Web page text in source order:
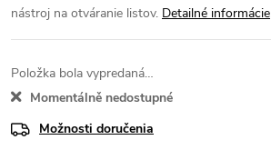
nástroj na otváranie listov. Detailné informácie
Položka bola vypredaná…
Momentálně nedostupné
Možnosti doručenia